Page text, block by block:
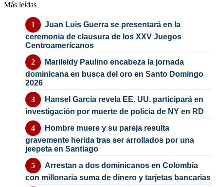
Más leídas
Juan Luis Guerra se presentará en la
ceremonia de clausura de los XXV Juegos
Centroamericanos
Marileidy Paulino encabeza la jornada
dominicana en busca del oro en Santo Domingo
2026
Hansel García revela EE. UU. participará en
investigación por muerte de policía de NY en RD
Hombre muere y su pareja resulta
gravemente herida tras ser arrollados por una
jeepeta en Santiago
Arrestan a dos dominicanos en Colombia
con millonaria suma de dinero y tarjetas bancarias